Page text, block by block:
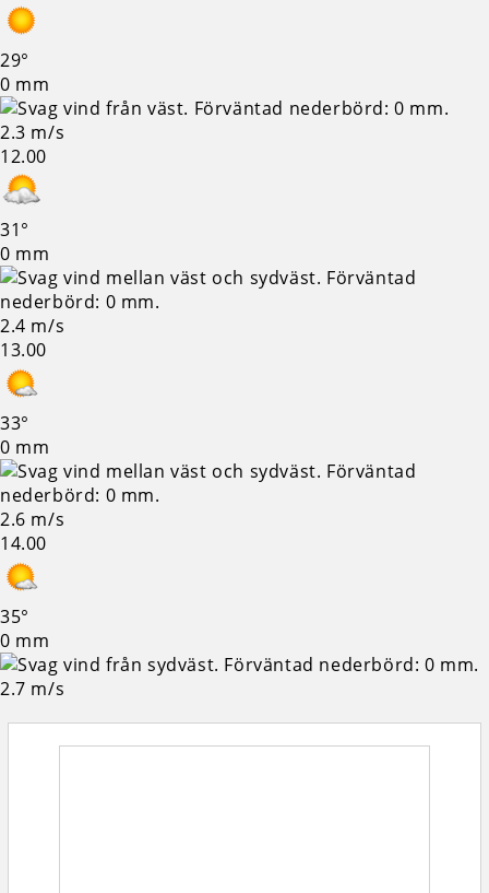
29°
0 mm
2.3 m/s
12.00
31°
0 mm
2.4 m/s
13.00
33°
0 mm
2.6 m/s
14.00
35°
0 mm
2.7 m/s